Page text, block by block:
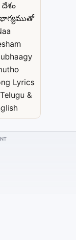
Lyrics
&